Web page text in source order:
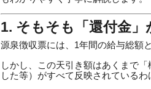
1. そもそも「還付金
源泉徴収票には、1年間の給与総額
しかし、この天引き額はあくまで
した等）がすべて反映されているわ